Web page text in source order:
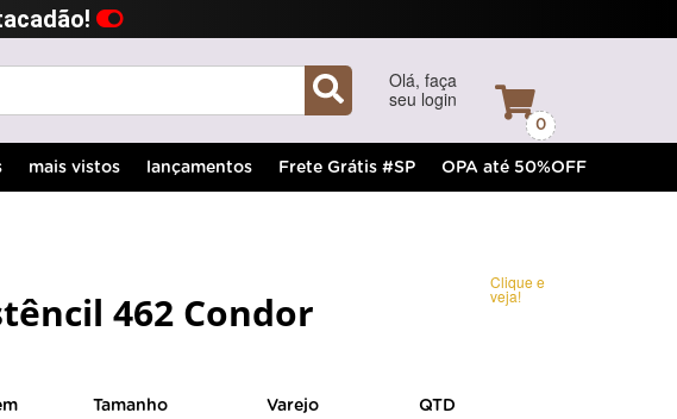
Olá, faça
seu login
0
mais vistos lançamentos Frete Grátis #SP OPA até 50%OFF
462 Condor
Clique e
veja!
Tamanho Varejo QTD